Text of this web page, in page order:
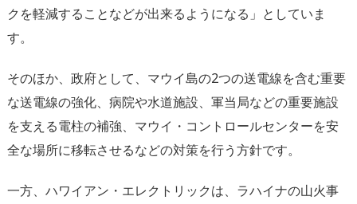
クを軽減することなどが出来るようになる」としていま
す。
そのほか、政府として、マウイ島の2つの送電線を含む重要
な送電線の強化、病院や水道施設、軍当局などの重要施設
を支える電柱の補強、マウイ・コントロールセンターを安
全な場所に移転させるなどの対策を行う方針です。
一方、ハワイアン・エレクトリックは、ラハイナの山火事